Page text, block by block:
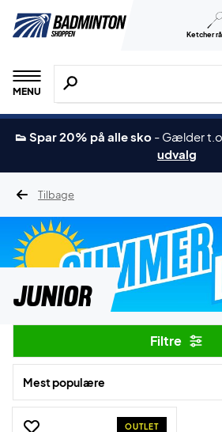
Ketcher
MENU
Søg efter produkter, mærker
👟 Spar 20% på alle sko - Gælder
udvalg
Tilbage
Junior
Filtre
Mest populære
OUTLET